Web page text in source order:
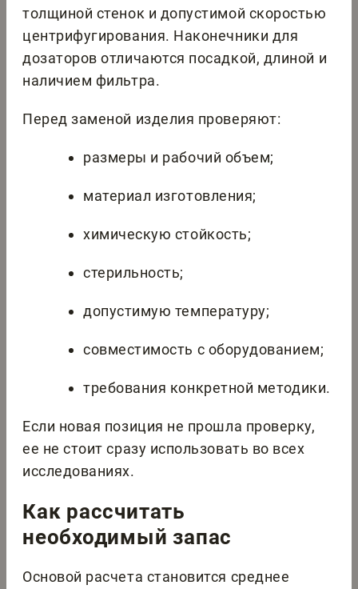
толщиной стенок и допустимой скоростью
центрифугирования. Наконечники для
дозаторов отличаются посадкой, длиной и
наличием фильтра.
Перед заменой изделия проверяют:
размеры и рабочий объем;
материал изготовления;
химическую стойкость;
стерильность;
допустимую температуру;
совместимость с оборудованием;
требования конкретной методики.
Если новая позиция не прошла проверку,
ее не стоит сразу использовать во всех
исследованиях.
Как рассчитать
необходимый запас
Основой расчета становится среднее